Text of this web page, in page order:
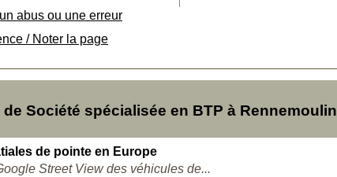
abus ou une erreur
/ Noter la page
Société spécialisée en BTP à Rennemoulin
de pointe en Europe
Street View des véhicules de...